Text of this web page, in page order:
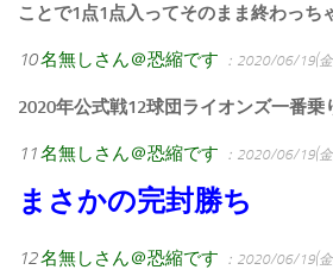
ことで1点1点入ってそのまま終わっち
10名無しさん＠恐縮です ：2020/06/19(
2020年公式戦12球団ライオンズ一番乗
11名無しさん＠恐縮です ：2020/06/19(
まさかの完封勝ち
12名無しさん＠恐縮です ：2020/06/19(